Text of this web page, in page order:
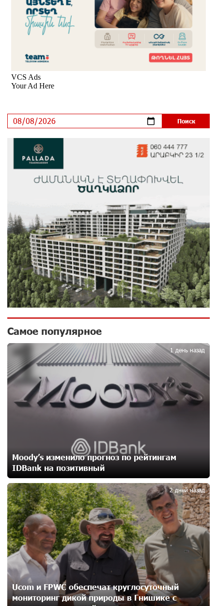
Если Израиль использует тему Геноцида армян
против Эрдогана, то что для него значит сам
7 дней назад
ВТБ (Армения): вклад «Стабильный» — до 10%
годовых и оформление в мобильном приложении
Платформа Rate.Trading на Seaside Startup Summit:
IDBank представил инновационное решение
8 дней назад
Состоялось открытие Khachaturian Rooftop при
поддержке IDBank
Пашинян ты упустил свой шанс уйти спокойно.
Аршак Карапетян
10 дней назад
Обновленный Центр продаж и обслуживания Ucom
открылся по адресу ул. Шаумяна, 24/2 в Арарате
10 дней назад
независимого Азербайджана. Аршак Карапетян
11 дней назад
Бывший премьер-министр Словакии обратился к
президенту страны с просьбой содействовать
освобождению армянских заключенных,
осужденных в Азербайджане
Против кого вооружается Азербайджан? Аршак
Карапетян
15 дней назад
При поддержке Ucom в спортивной школе Вайка
установлена солнечная электростанция мощностью
15 кВт
15 дней назад
Новые финансовые навыки на «Давидбекских
играх»: Idram&IDBank
16 дней назад
Кругом война. А вас вводят в заблуждение. Аршак
Самое популярное
Moody’s изменило прогноз по рейтингам
IDBank на позитивный
1 день назад
1
Ucom и FPWC обеспечат круглосуточный
мониторинг дикой природы в Гнишике с
2 дней назад
2